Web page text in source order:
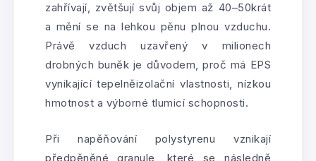
zahřívají, zvětšují svůj objem až 40–50krát
a mění se na lehkou pěnu plnou vzduchu.
Právě vzduch uzavřený v milionech
drobných buněk je důvodem, proč má EPS
vynikající tepelněizolační vlastnosti, nízkou
hmotnost a výborné tlumicí schopnosti.
Při napěňování polystyrenu vznikají
předpěněné granule, které se následně